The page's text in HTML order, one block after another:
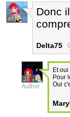
47
Donc
Delta75
37
Author
Et
Pour
Oui